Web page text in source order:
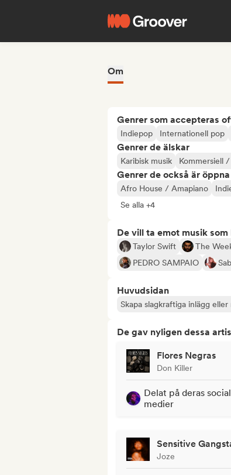
Om
Genrer som accepteras
Indiepop Internationell pop
Genrer de älskar
Karibisk musik Kommersiell
Genrer de också är
Afro House / Amapiano
Se alla +4
De vill ta emot musik som
Taylor Swift The
PEDRO SAMPAIO
Huvudsidan
Skapa slagkraftiga inlägg
De gav nyligen dessa
Flores Negras
Don Killer
Delat på deras
medier
Sensitive
Joze